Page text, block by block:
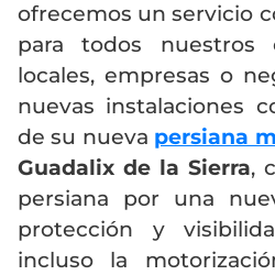
ofrecemos un servicio
para todos nuestros
locales, empresas o
nuevas instalaciones
de su nueva persiana
Guadalix de la Sierra,
persiana por una
protección y
incluso la